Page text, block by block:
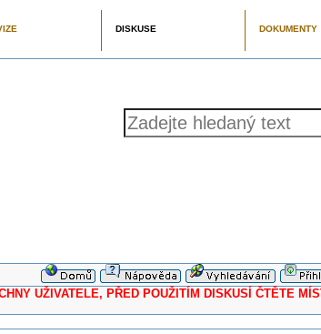
DISKUSE DOKUMENTY
PŘED POUŽITÍM DISKUSÍ ČTĚTE